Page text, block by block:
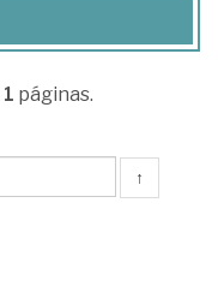
1 páginas.
↑